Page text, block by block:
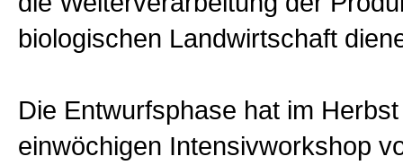
biologischen Landwirtschaft
Die Entwurfsphase hat im
einwöchigen Intensivworkshop